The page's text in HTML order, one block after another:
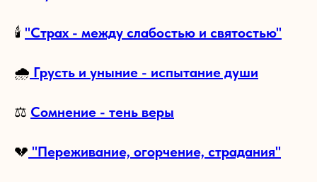
🕯 "Страх - между слабостью и святостью"
🌧 Грусть и уныние - испытание души
⚖️ Сомнение - тень веры
💔 "Переживание, огорчение, страдания"